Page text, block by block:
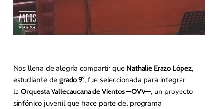
Nos llena de alegría compartir que Nathalie Erazo López,
estudiante de grado 9°, fue seleccionada para integrar
la Orquesta Vallecaucana de Vientos —OVV—, un proyecto
sinfónico juvenil que hace parte del programa